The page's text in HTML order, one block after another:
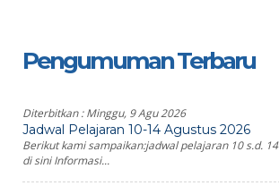
Pengumuman Terbaru
Diterbitkan :Minggu, 9 Agu 2026
Jadwal Pelajaran 10-14 Agustus 2026
Berikut kami sampaikan:jadwal pelajaran 10 s.d.
di sini Informasi...